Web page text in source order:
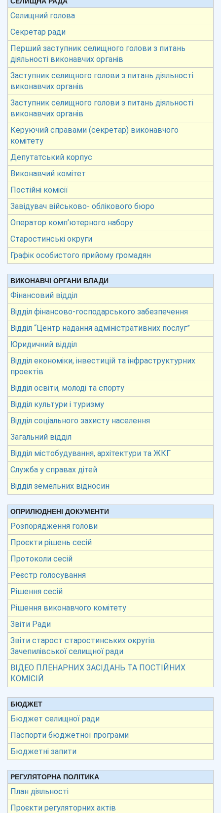
Селищний голова
Секретар ради
Перший заступник селищного голови з питань
діяльності виконавчих органів
Заступник селищного голови з питань діяльності
виконавчих органів
Заступник селищного голови з питань діяльності
виконавчих органів
Керуючий справами (секретар) виконавчого
комітету
Депутатський корпус
Виконавчий комітет
Постійні комісії
Завідувач військово- облікового бюро
Оператор комп’ютерного набору
Старостинські округи
Графік особистого прийому громадян
ВИКОНАВЧІ ОРГАНИ ВЛАДИ
Фінансовий відділ
Відділ фінансово-господарського забезпечення
Відділ “Центр надання адміністративних послуг”
Юридичний відділ
Відділ економіки, інвестицій та інфраструктурних
проектів
Відділ освіти, молоді та спорту
Відділ культури і туризму
Відділ соціального захисту населення
Загальний відділ
Відділ містобудування, архітектури та ЖКГ
Служба у справах дітей
Відділ земельних відносин
ОПРИЛЮДНЕНІ ДОКУМЕНТИ
Розпорядження голови
Проєкти рішень сесій
Протоколи сесій
Реєстр голосування
Рішення сесій
Рішення виконавчого комітету
Звіти Ради
Звіти старост старостинських округів
Зачепилівської селищної ради
ВІДЕО ПЛЕНАРНИХ ЗАСІДАНЬ ТА ПОСТІЙНИХ
КОМІСІЙ
БЮДЖЕТ
Бюджет селищної ради
Паспорти бюджетної програми
Бюджетні запити
РЕГУЛЯТОРНА ПОЛІТИКА
План діяльності
Проєкти регуляторних актів